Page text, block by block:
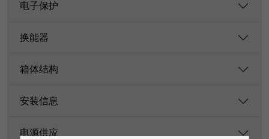
电子保护
换能器
箱体结构
安装信息
电源供应